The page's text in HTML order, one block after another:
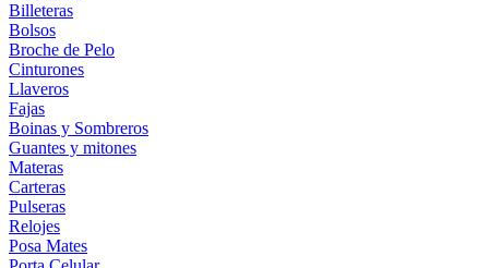
Billeteras
Bolsos
Broche de Pelo
Cinturones
Llaveros
Fajas
Boinas y Sombreros
Guantes y mitones
Materas
Carteras
Pulseras
Relojes
Posa Mates